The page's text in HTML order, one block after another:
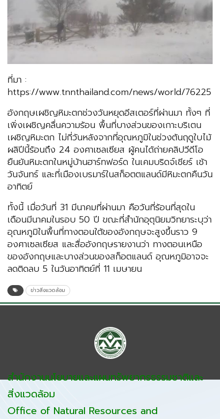
ที่มา :
https://www.tnnthailand.com/news/world/76225
อังกฤษเผชิญหิมะตกช่วงวันหยุดอีสเตอร์ที่ผ่านมา ทั้งๆ ที่
เพิ่งเผชิญคลื่นความร้อน พื้นที่บางส่วนของเกาะบริเตน
เผชิญหิมะตก ไม่กี่วันหลังจากที่อุณหภูมิในช่วงต้นฤดูใบไม้
ผลิปีนี้ร้อนถึง 24 องศาเซลเซียส ผู้คนได้ถ่ายคลิปวีดีโอ
ยืนยันหิมะตกในหมู่บ้านฮาร์ทฟอร์ด ในเคมบริดจ์เชียร์ เช้า
วันจันทร์ และที่เมืองเบรมาร์ในสก็อตตแลนด์มีหิมะตกคืนวัน
อาทิตย์
ทั้งนี้ เมื่อวันที่ 31 มีนาคมที่ผ่านมา คือวันที่ร้อนที่สุดใน
เดือนมีนาคมในรอบ 50 ปี ขณะที่สำนักอุตุนิยมวิทยาระบุว่า
อุณหภูมิในพื้นที่ทางตอนใต้ของอังกฤษจะสูงขึ้นราว 9
องศาเซลเซียส และสื่ออังกฤษรายงานว่า ทางตอนเหนือ
ของอังกฤษและบางส่วนของสก็อตแลนด์ อุณหภูมิอาจจะ
ลดติดลบ 5 ในวันอาทิตย์ที่ 11 เมษายน
ข่าวสิ่งแวดล้อม
สำนักงานนโยบายและแผนทรัพยากรธรรมชาติและ
สิ่งแวดล้อม
Office of Natural Resources and